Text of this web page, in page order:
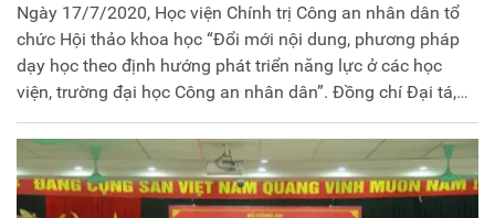
Ngày 17/7/2020, Học viện Chính trị Công an nhân dân tổ
chức Hội thảo khoa học “Đổi mới nội dung, phương pháp
dạy học theo định hướng phát triển năng lực ở các học
viện, trường đại học Công an nhân dân”. Đồng chí Đại tá,
PGS.TS Đinh Ngọc Hoa, Phó Giám đốc Học viện Chính trị
Công an nhân dân chủ trì Hội thảo.